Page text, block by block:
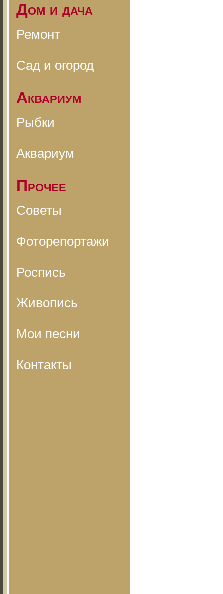
Дом и дача
Ремонт
Сад и огород
Аквариум
Рыбки
Аквариум
Прочее
Советы
Фоторепортажи
Роспись
Живопись
Мои песни
Контакты